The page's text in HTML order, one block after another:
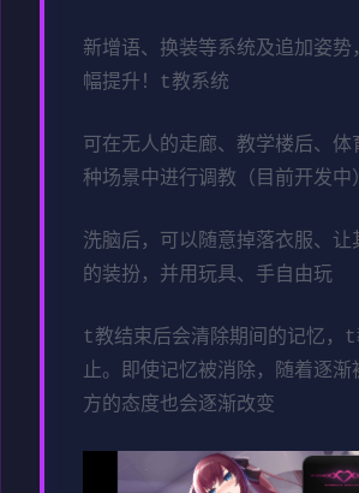
新增语、换装等系统及追加姿势
幅提升！t教系统
可在无人的走廊、教学楼后、体
种场景中进行调教（目前开发中）
洗脑后，可以随意掉落衣服、让
的装扮，并用玩具、手自由玩
t教结束后会清除期间的记忆，t
止。即使记忆被消除，随着逐渐
方的态度也会逐渐改变